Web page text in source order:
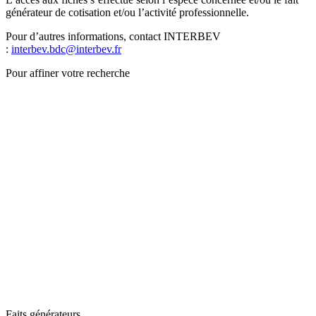
générateur de cotisation et/ou l’activité professionnelle.
Pour d’autres informations, contact INTERBEV
: interbev.bdc@interbev.fr
Pour affiner votre recherche